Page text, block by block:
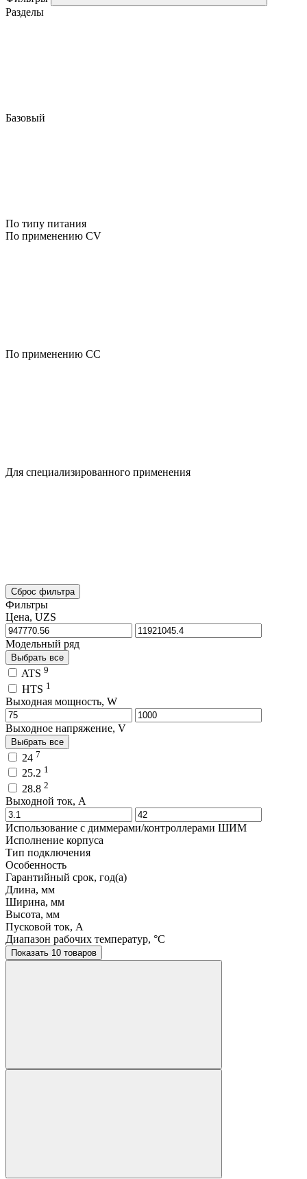
Разделы
Базовый
По типу питания
По применению CV
По применению CC
Для специализированного применения
Сброс фильтра
Фильтры
Цена, UZS
Модельный ряд
Выбрать все
ATS 9
HTS 1
Выходная мощность, W
Выходное напряжение, V
Выбрать все
24 7
25.2 1
28.8 2
Выходной ток, A
Использование с диммерами/контроллерами ШИМ
Исполнение корпуса
Тип подключения
Особенность
Гарантийный срок, год(а)
Длина, мм
Ширина, мм
Высота, мм
Пусковой ток, A
Диапазон рабочих температур, °C
Показать 10 товаров